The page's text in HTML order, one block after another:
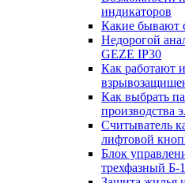
индикаторов
Какие бывают
Недорогой
GEZE IP30
Как работают
Как выбрать
производства
Считыватель
лифтовой
Блок
трехфазный